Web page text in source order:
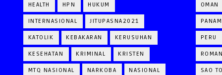
HEALTH HPN HUKUM
INTERNASIONAL JITUPASNA2021
KATOLIK KEBAKARAN KERUSUHAN
KESEHATAN KRIMINAL KRISTEN
MTQ NASIONAL NARKOBA NASIONAL
OMAN
PERU
SAO